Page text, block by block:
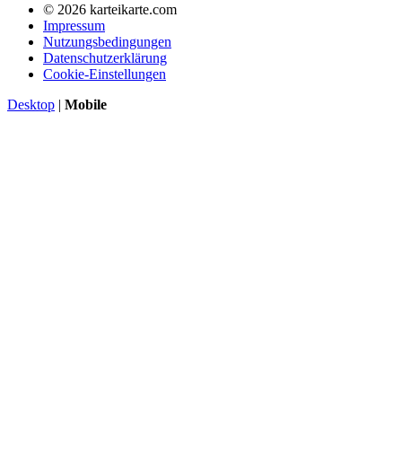
© 2026 karteikarte.com
Impressum
Nutzungsbedingungen
Datenschutzerklärung
Cookie-Einstellungen
Desktop | Mobile